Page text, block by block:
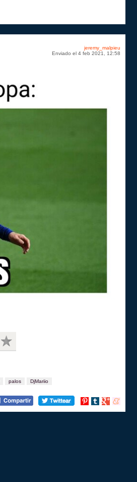
jeremy_malpieu
Enviado el 4 feb 2021, 12:58
palos DjMariio
Compartir
Compartir
Compartir
Compartir